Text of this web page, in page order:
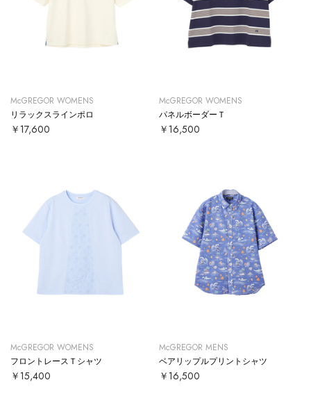
McGREGOR WOMENS
リラックスラインポロ
￥17,600
McGREGOR WOMENS
パネルボーダーＴ
￥16,500
McGREGOR WOMENS
フロントレースＴシャツ
￥15,400
McGREGOR MENS
ベアリップルプリントシャツ
￥16,500